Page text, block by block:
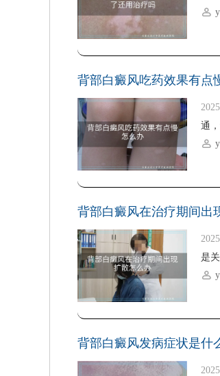
背部白癜风吃药效果有点
通
背部白癜风在治疗期间出
是
背部白癜风发病症状是什